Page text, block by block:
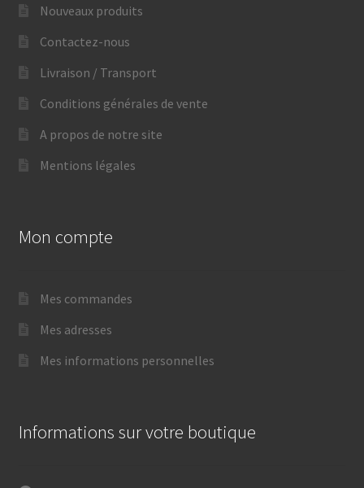
Nouveaux produits
Contactez-nous
Livraison / Transport
Conditions générales de vente
A propos de notre site
Mentions légales
Mon compte
Mes commandes
Mes adresses
Mes informations personnelles
Informations sur votre boutique